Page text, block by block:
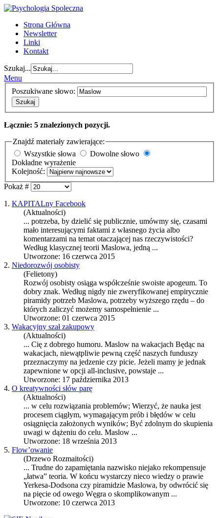
Strona Główna
Newsletter
Linki
Kontakt
Szukaj...
Menu
Poszukiwane słowo:
Szukaj
Łącznie: 5 znalezionych pozycji.
Znajdź materiały zawierające:
Wszystkie słowa
Dowolne słowo
Dokładne wyrażenie
Kolejność:
Pokaż #
1. KAPITALny Facebook
(Aktualności)
... potrzeba, by dzielić się publicznie, umówmy się, czasami
mało interesującymi faktami z własnego życia albo
komentarzami na temat otaczającej nas rzeczywistości?
Według klasycznej teorii Maslowa, jedną ...
Utworzone: 16 czerwca 2015
2. Niedorozwój osobisty
(Felietony)
Rozwój osobisty osiąga współcześnie swoiste apogeum. To
dobry znak. Według nigdy nie zweryfikowanej empirycznie
piramidy potrzeb Maslowa, potrzeby wyższego rzędu – do
których zaliczyć możemy samospełnienie ...
Utworzone: 01 czerwca 2015
3. Wakacyjny szał zakupowy
(Aktualności)
... Cię z dobrego humoru. Maslow na wakacjach Będąc na
wakacjach, niewątpliwie pewną część naszych funduszy
przeznaczymy na jedzenie czy picie. Jeżeli mamy je jednak
zapewnione w opcji all-inclusive, powstaje ...
Utworzone: 17 października 2013
4. O kreatywności słów parę
(Aktualności)
... w celu rozwiązania problemów; Wierzyć, że nauka jest
procesem ciągłym, wymagającym prób i błędów w celu
osiągnięcia założonych wyników; Być zdolnym do skupienia
uwagi w dążeniu do celu. Maslow ...
Utworzone: 18 września 2013
5. Flow’owanie
(Drzewo Rozmaitości)
... Trudne do zapamiętania nazwisko niejako rekompensuje
„łatwa” teoria. W końcu wystarczy nieco wiedzy o prawie
Yerkesa-Dodsona czy piramidzie Maslowa, by odwrócić się
na pięcie od owego Węgra o skomplikowanym ...
Utworzone: 10 czerwca 2013